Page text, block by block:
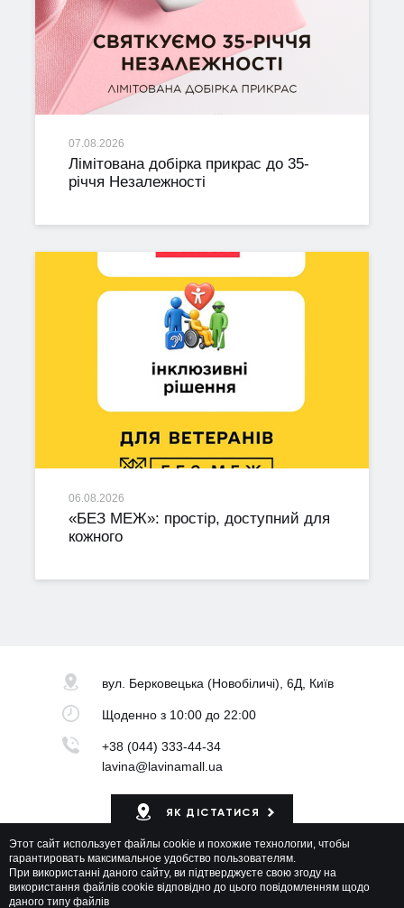
07.08.2026
Лімітована добірка прикрас до 35-
річчя Незалежності
06.08.2026
«БЕЗ МЕЖ»: простір, доступний для
кожного
вул. Берковецька(Новобіличі), 6Д, Київ
Щоденноз 10:00 до 22:00
+38 (044) 333-44-34
lavina@lavinamall.ua
ЯК ДІСТАТИСЯ
Мапа ТРЦ
Этот сайт использует файлы cookie и похожие технологии, чтобы
гарантировать максимальное удобство пользователям.
При використанні даного сайту, ви підтверджуєте свою згоду на
використання файлів cookie відповідно до цього повідомленням щодо
даного типу файлів